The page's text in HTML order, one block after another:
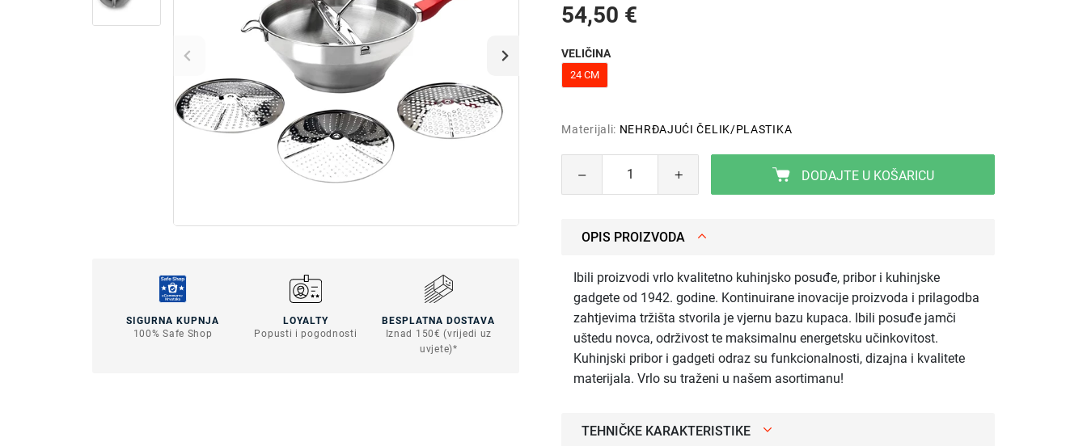
SIGURNA KUPNJA
100% Safe Shop
LOYALTY
Popusti i pogodnosti
BESPLATNA DOSTAVA
Iznad 150€ (vrijedi uz
uvjete)*
54,50 €
VELIČINA
24 CM
Materijali: NEHRĐAJUĆI ČELIK/PLASTIKA
DODAJTE U KOŠARICU
OPIS PROIZVODA
Ibili proizvodi vrlo kvalitetno kuhinjsko posuđe, pribor i kuhinjske
gadgete od 1942. godine. Kontinuirane inovacije proizvoda i prilagodba
zahtjevima tržišta stvorila je vjernu bazu kupaca. Ibili posuđe jamči
uštedu novca, održivost te maksimalnu energetsku učinkovitost.
Kuhinjski pribor i gadgeti odraz su funkcionalnosti, dizajna i kvalitete
materijala. Vrlo su traženi u našem asortimanu!
TEHNIČKE KARAKTERISTIKE